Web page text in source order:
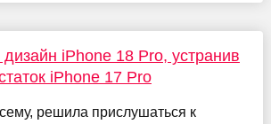
iPhone 18 Pro, устранив
iPhone 17 Pro
решила прислушаться к